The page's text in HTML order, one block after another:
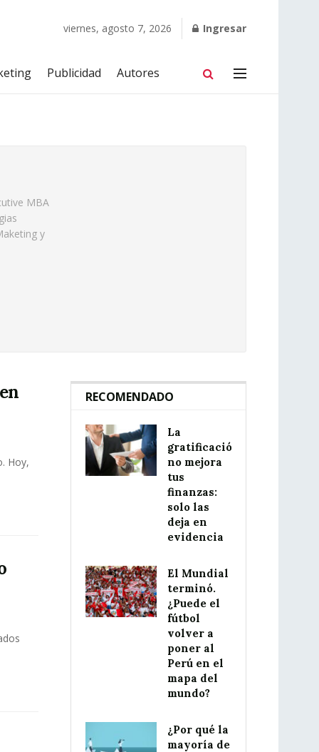
viernes, agosto 7, 2026 Ingresar
Publicidad Autores
MBA
y
Hoy,
RECOMENDADO
La
gratificación
no mejora
tus
finanzas:
solo las
deja en
evidencia
El Mundial
terminó.
¿Puede el
fútbol
volver a
poner al
Perú en el
mapa del
mundo?
¿Por qué la
mayoría de